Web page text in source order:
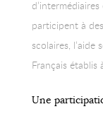
participent à
scolaires, l’aide
Français établis
Une